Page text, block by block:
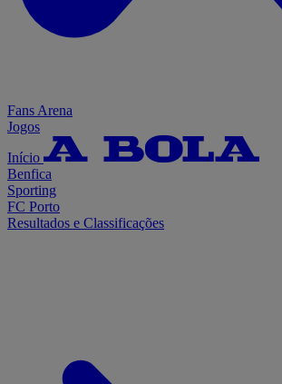
Fans Arena
Jogos
Início
Benfica
Sporting
FC Porto
Resultados e Classificações